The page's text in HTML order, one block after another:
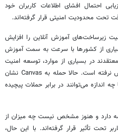
احتمال افشای اطلاعات کاربران خود
تحت محدودیت امنیتی قرار گرفته‌اند.
زیرساخت‌های آموزش آنلاین را افزایش
از کشورها با سرعت به سمت آموزش
در بسیاری از موارد، توسعه امنیت
سایبری هم‌پای رشد خدمات آنلاین پیش نرفته است. حالا حمله به Canvas نشان
می‌توانند در برابر حملات پیچیده
دارد و هنوز مشخص نیست چه میزان از
تحت تأثیر قرار گرفته‌اند. با این حال،